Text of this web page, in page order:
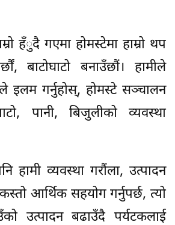
हँुदै गएमा होमस्टेमा हाम्रो थप
बाटोघाटो बनाउँछौं। हामीले
इलम गर्नुहोस्, होमस्टे सञ्चालन
पानी, बिजुलीको व्यवस्था
हामी व्यवस्था गरौंला, उत्पादन
आर्थिक सहयोग गर्नुपर्छ, त्यो
उत्पादन बढाउँदै पर्यटकलाई